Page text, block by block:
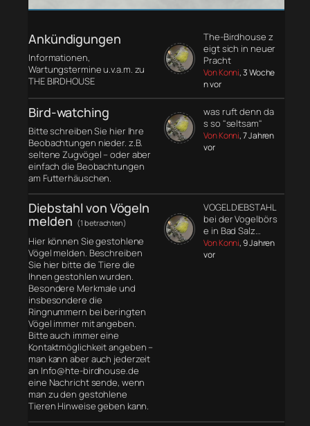
Ankündigungen
Informationen,
Wartungstermine u.v.a.m. zu
THE BIRDHOUSE
The-Birdhouse z
eigt sich in neuer
Pracht
Von Konni, 3 Woche
n vor
Bird-watching
Bitte schreiben Sie hier Ihre
Beobachtungen nieder. z.B.
seltene Zugvögel – oder aber
einfach die Beobachtungen
am Futterhäuschen.
was ruft denn da
s so "seltsam"
Von Konni, 7 Jahren
vor
Diebstahl von Vögeln
melden (1 betrachten)
Hier können Sie gestohlene
Vögel melden. Beschreiben
Sie hier bitte die Tiere die
Ihnen gestohlen wurden.
Besondere Merkmale und
insbesondere die
Ringnummern bei beringten
Vögel immer mit angeben.
Bitte auch immer eine
Kontaktmöglichkeit angeben –
man kann aber auch jederzeit
an Info@hte-birdhouse.de
eine Nachricht sende, wenn
man zu den gestohlene
Tieren Hinweise geben kann.
VOGELDIEBSTAHL
bei der Vogelbörs
e in Bad Salz…
Von Konni, 9 Jahren
vor